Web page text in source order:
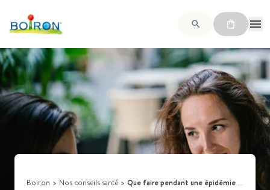
Boiron > Nos conseils santé > Que faire pendant une épidémie de gastro-entérites ?